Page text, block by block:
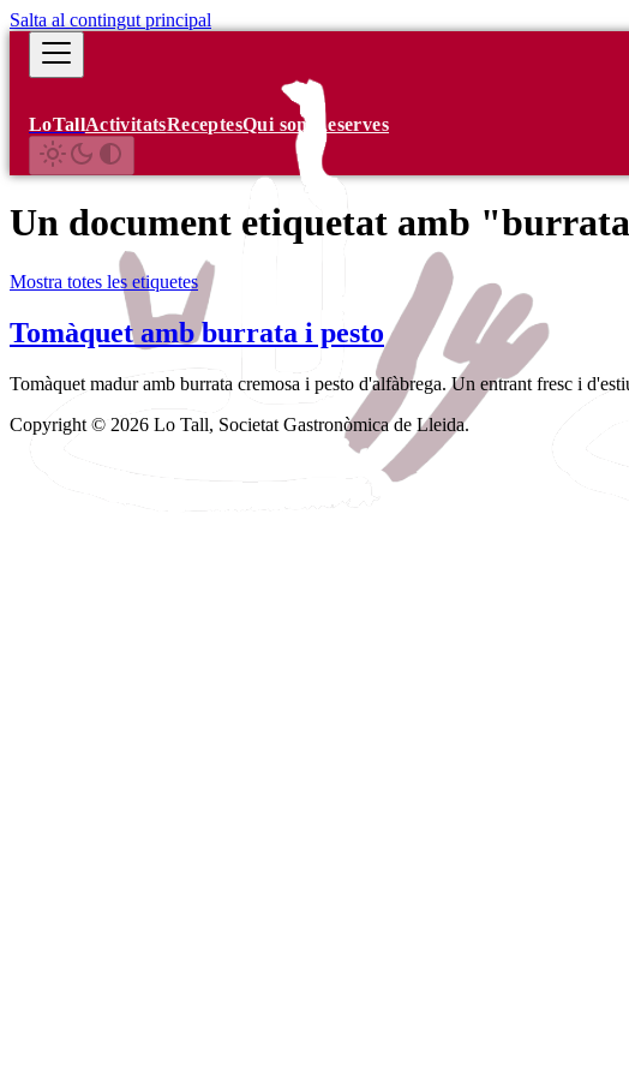
Salta al contingut principal
LoTallActivitatsReceptesQui som Reserves
Un document etiquetat amb
Mostra totes les etiquetes
Tomàquet amb burrata i pesto
Tomàquet madur amb burrata cremosa i pesto d'alfàbrega. Un entrant fresc i
Copyright © 2026 Lo Tall, Societat Gastronòmica de Lleida.